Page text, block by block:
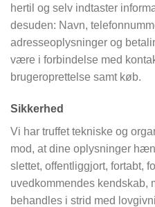
hertil og selv indtaster
desuden: Navn,
adresseoplysninger og
være i forbindelse med
brugeroprettelse samt køb.
Sikkerhed
Vi har truffet tekniske og
mod, at dine oplysninger
slettet, offentliggjort, fortabt,
uvedkommendes kendskab,
behandles i strid med